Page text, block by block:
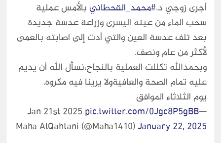
أجرى زوجي د.#محمد_القحطانيبالأمس عملية
سحب الماء من عينه اليسرى وزراعة عدسة جديدة
بعد تلف عدسة العين والتي أدت إلى اصابته بالعمى
لأكثر من عام ونصف.
وبحمدالله تكللت العملية بالنجاح،نسأل الله أن يديم
عليه تمام الصحة والعافيةولا يرينا فيه مكروه.
يوم الثلاثاء الموافق
Jan 21st 2025 pic.twitter.com/0Jgc8P5gBB—
Maha AlQahtani (@Maha1410)January 22, 2025